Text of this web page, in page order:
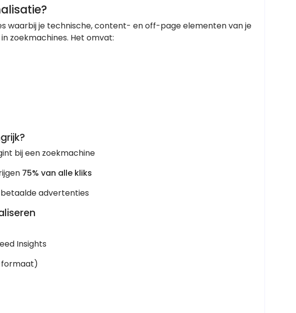
waarbij je technische, content- en off-page elementen van je
zoekmachines. Het omvat:
bij een zoekmachine
75% van alle kliks
advertenties
Insights
formaat)